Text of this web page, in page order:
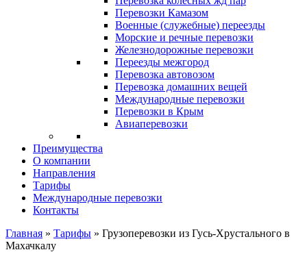
Перевозки Камазом
Военные (служебные) переезды
Морские и речные перевозки
Железнодорожные перевозки
Переезды межгород
Перевозка автовозом
Перевозка домашних вещей
Международные перевозки
Перевозки в Крым
Авиаперевозки
Преимущества
О компании
Направления
Тарифы
Международные перевозки
Контакты
Главная » Тарифы » Грузоперевозки из Гусь-Хрустального в
Махачкалу